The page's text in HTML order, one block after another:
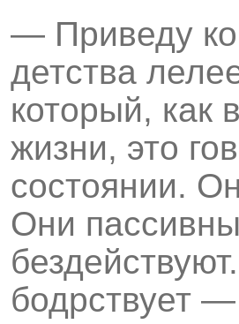
— Приведу
детства
который, как
жизни, это
состоянии.
Они
бодрствует